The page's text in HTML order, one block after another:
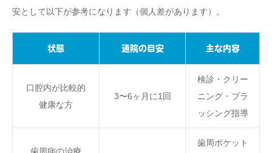
安として以下が参考になります（個人差があります）。
状態 通院の目安 主な内容
口腔内が比較的
健康な方
3〜6ヶ月に1回
検診・クリー
ニング・ブラ
ッシング指導
歯周病の治療
歯周ポケット